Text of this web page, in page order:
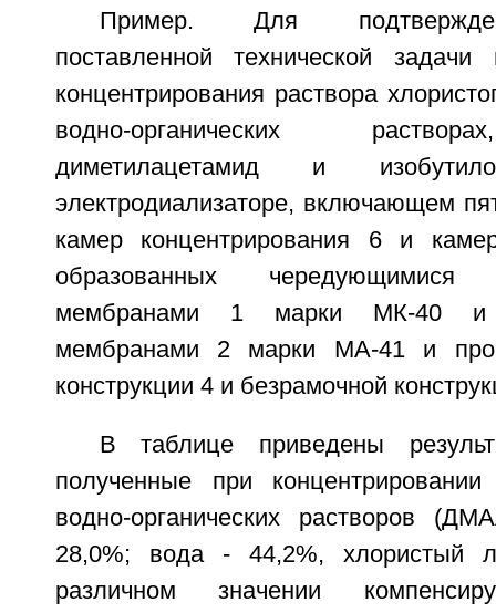
Пример. Для
поставленной технической задачи
концентрирования раствора
водно-органических
диметилацетамид и
электродиализаторе, включающем
камер концентрирования 6 и
образованных чередующимися
мембранами 1 марки МК-40 и
мембранами 2 марки МА-41 и
конструкции 4 и безрамочной
В таблице приведены
полученные при
водно-органических растворов
28,0%; вода - 44,2%, хлористый
различном значении